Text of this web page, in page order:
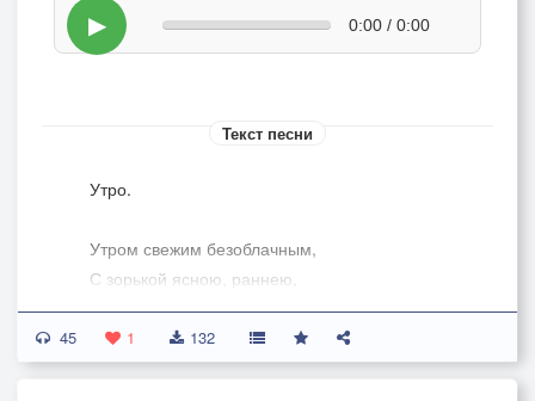
▶ 0:00 / 0:00
Текст песни
Утро.
Утром свежим безоблачным,
С зорькой ясною, раннею,
С первым лучиком солнечным –
Пробудись моё сознание.
Луч наполнит меня теплом,
45 1 132